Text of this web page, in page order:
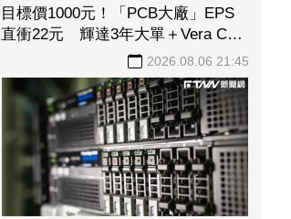
目標價1000元！「PCB大廠」EPS
直衝22元 輝達3年大單＋Vera CPU
市占率破5成後市看旺2026.08.06 21:45